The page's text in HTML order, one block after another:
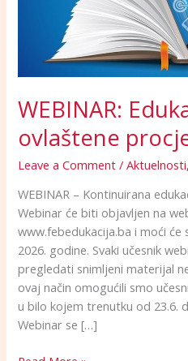
WEBINAR:
ovlaštene
Leave a Comment /Aktuelnosti
WEBINAR – Kontinuirana
Webinar će biti objavljen na
www.febedukacija.ba i moći će
2026. godine. Svaki učesnik
pregledati snimljeni materijal
ovaj način omogućili smo
u bilo kojem trenutku od 23.6.
Webinar se […]